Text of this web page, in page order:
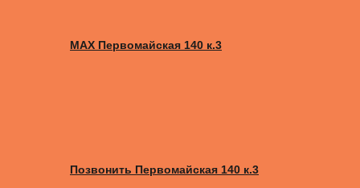
MAX Первомайская 140 к.3
Позвонить Первомайская 140 к.3